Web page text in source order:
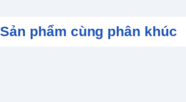
Sản phẩm cùng phân khúc